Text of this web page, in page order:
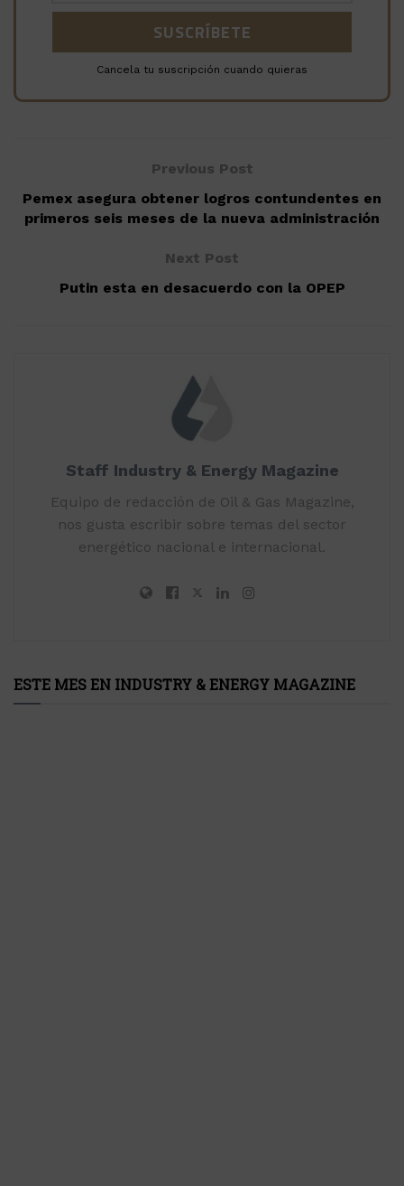
Cancela tu suscripción cuando quieras
Previous Post
Pemex asegura obtener logros contundentes en
primeros seis meses de la nueva administración
Next Post
Putin esta en desacuerdo con la OPEP
Staff Industry & Energy Magazine
Equipo de redacción de Oil & Gas Magazine,
nos gusta escribir sobre temas del sector
energético nacional e internacional.
ESTE MES EN INDUSTRY & ENERGY MAGAZINE